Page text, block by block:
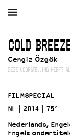
AGENDA FILM
Winkelmandje
Zoek
Openingstijden &
Bereikbaarheid
Kaartverkoop
COLD
Cengiz Özgök
DEZE VOORSTELLING HEEFT
FILMSPECIAL
NL
2014
75’
Nederlands,
Engels